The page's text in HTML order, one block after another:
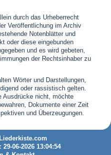
durch das Urheberrecht
Veröffentlichung im Archiv
Notenblätter und
oder diese eingebunden
und es wird gebeten,
der Rechtsinhaber zu
Wörter und Darstellungen,
oder rassistisch gelten.
Ausdrücke nicht, möchte
Dokumente einer Zeit
und Überzeugungen.
06-2026 13:04:54